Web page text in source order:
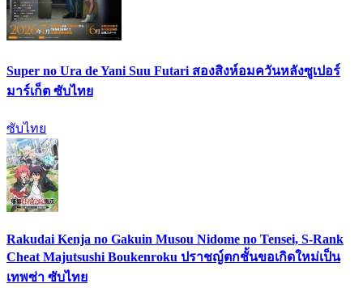
Super no Ura de Yani Suu Futari สองสิงห์อมควันหลังซูเปอร์
มาร์เก็ต ซับไทย
ซับไทย
Rakudai Kenja no Gakuin Musou Nidome no Tensei, S-Rank
Cheat Majutsushi Boukenroku ปราชญ์ตกชั้นขอเกิดใหม่เป็น
เทพซ่า ซับไทย